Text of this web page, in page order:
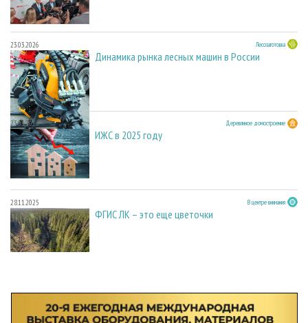
23.03.2026 Лесозаготовка
Динамика рынка лесных машин в России
23.03.2026 Деревянное домостроение
ИЖС в 2025 году
28.11.2025 В центре внимания
ФГИС ЛК – это еще цветочки